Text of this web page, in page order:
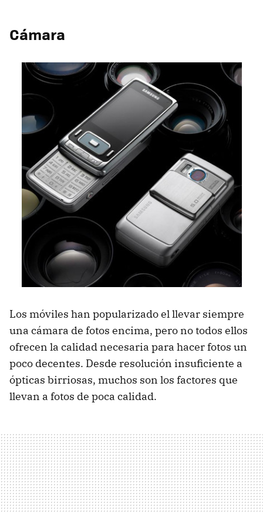
Cámara
Los móviles han popularizado el llevar siempre
una cámara de fotos encima, pero no todos ellos
ofrecen la calidad necesaria para hacer fotos un
poco decentes. Desde resolución insuficiente a
ópticas birriosas, muchos son los factores que
llevan a fotos de poca calidad.